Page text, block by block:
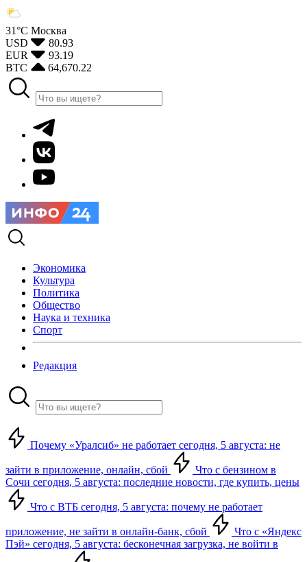
31°С Москва
USD
80.93
EUR
93.19
BTC
64,670.22
Экономика
Культура
Политика
Общество
Наука и техника
Спорт
Редакция
Почему «Уралсиб» не работает сегодня, 5 августа: не
зайти в приложение, онлайн, сбой
Что с бензином в
Сочи сегодня, 5 августа: последние новости, где купить, цены
Что с ВТБ сегодня, 5 августа: почему не работает
приложение, не зайти в онлайн-банк, сбой
Что с «Яндекс
Пэй» сегодня, 5 августа: бесконечная загрузка, не войти в